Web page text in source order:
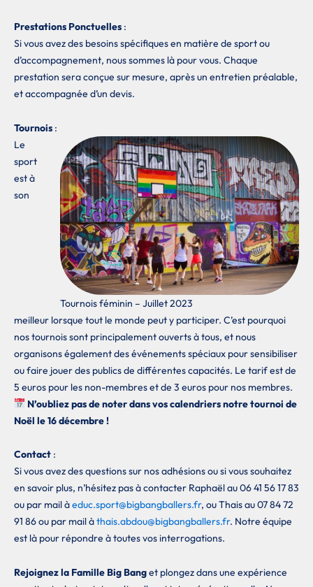
Prestations Ponctuelles :
Si vous avez des besoins spécifiques en matière de sport ou
d’accompagnement, nous sommes là pour vous. Chaque
prestation sera conçue sur mesure, après un entretien préalable,
et accompagnée d’un devis.
Tournois :
Tournois féminin – Juillet 2023
Le
sport
est à
son
meilleur lorsque tout le monde peut y participer. C’est pourquoi
nos tournois sont principalement ouverts à tous, et nous
organisons également des événements spéciaux pour sensibiliser
ou faire jouer des publics de différentes capacités. Le tarif est de
5 euros pour les non-membres et de 3 euros pour nos membres.
N’oubliez pas de noter dans vos calendriers notre tournoi de
Noël le 16 décembre !
Contact :
Si vous avez des questions sur nos adhésions ou si vous souhaitez
en savoir plus, n’hésitez pas à contacter Raphaël au 06 41 56 17 83
ou par mail àeduc.sport@bigbangballers.fr, ou Thais au 07 84 72
91 86 ou par mail àthais.abdou@bigbangballers.fr. Notre équipe
est là pour répondre à toutes vos interrogations.
Rejoignez la Famille Big Banget plongez dans une expérience